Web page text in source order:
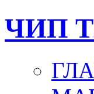
ЧИП